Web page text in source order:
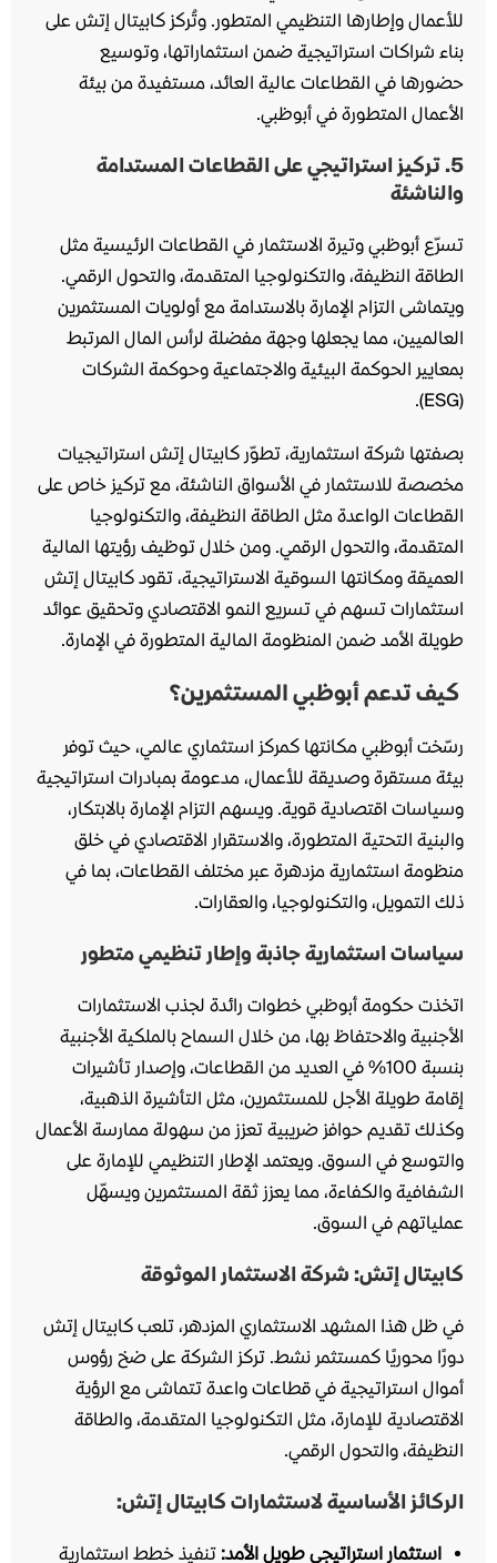
للأعمال وإطارها التنظيمي المتطور. وتُركز كابيتال إتش على
بناء شراكات استراتيجية ضمن استثماراتها، وتوسيع
حضورها في القطاعات عالية العائد، مستفيدة من بيئة
الأعمال المتطورة في أبوظبي.
5. تركيز استراتيجي على القطاعات المستدامة
والناشئة
تسرّع أبوظبي وتيرة الاستثمار في القطاعات الرئيسية مثل
الطاقة النظيفة، والتكنولوجيا المتقدمة، والتحول الرقمي.
ويتماشى التزام الإمارة بالاستدامة مع أولويات المستثمرين
العالميين، مما يجعلها وجهة مفضلة لرأس المال المرتبط
بمعايير الحوكمة البيئية والاجتماعية وحوكمة الشركات
(ESG).
بصفتها شركة استثمارية، تطوّر كابيتال إتش استراتيجيات
مخصصة للاستثمار في الأسواق الناشئة، مع تركيز خاص على
القطاعات الواعدة مثل الطاقة النظيفة، والتكنولوجيا
المتقدمة، والتحول الرقمي. ومن خلال توظيف رؤيتها المالية
العميقة ومكانتها السوقية الاستراتيجية، تقود كابيتال إتش
استثمارات تسهم في تسريع النمو الاقتصادي وتحقيق عوائد
طويلة الأمد ضمن المنظومة المالية المتطورة في الإمارة.
كيف تدعم أبوظبي المستثمرين؟
رسّخت أبوظبي مكانتها كمركز استثماري عالمي، حيث توفر
بيئة مستقرة وصديقة للأعمال، مدعومة بمبادرات استراتيجية
وسياسات اقتصادية قوية. ويسهم التزام الإمارة بالابتكار،
والبنية التحتية المتطورة، والاستقرار الاقتصادي في خلق
منظومة استثمارية مزدهرة عبر مختلف القطاعات، بما في
ذلك التمويل، والتكنولوجيا، والعقارات.
سياسات استثمارية جاذبة وإطار تنظيمي متطور
اتخذت حكومة أبوظبي خطوات رائدة لجذب الاستثمارات
الأجنبية والاحتفاظ بها، من خلال السماح بالملكية الأجنبية
بنسبة 100% في العديد من القطاعات، وإصدار تأشيرات
إقامة طويلة الأجل للمستثمرين، مثل التأشيرة الذهبية،
وكذلك تقديم حوافز ضريبية تعزز من سهولة ممارسة الأعمال
والتوسع في السوق. ويعتمد الإطار التنظيمي للإمارة على
الشفافية والكفاءة، مما يعزز ثقة المستثمرين ويسهّل
عملياتهم في السوق.
كابيتال إتش: شركة الاستثمار الموثوقة
في ظل هذا المشهد الاستثماري المزدهر، تلعب كابيتال إتش
دورًا محوريًا كمستثمر نشط. تركز الشركة على ضخ رؤوس
أموال استراتيجية في قطاعات واعدة تتماشى مع الرؤية
الاقتصادية للإمارة، مثل التكنولوجيا المتقدمة، والطاقة
النظيفة، والتحول الرقمي.
الركائز الأساسية لاستثمارات كابيتال إتش:
استثمار استراتيجي طويل الأمد: تنفيذ خطط استثمارية